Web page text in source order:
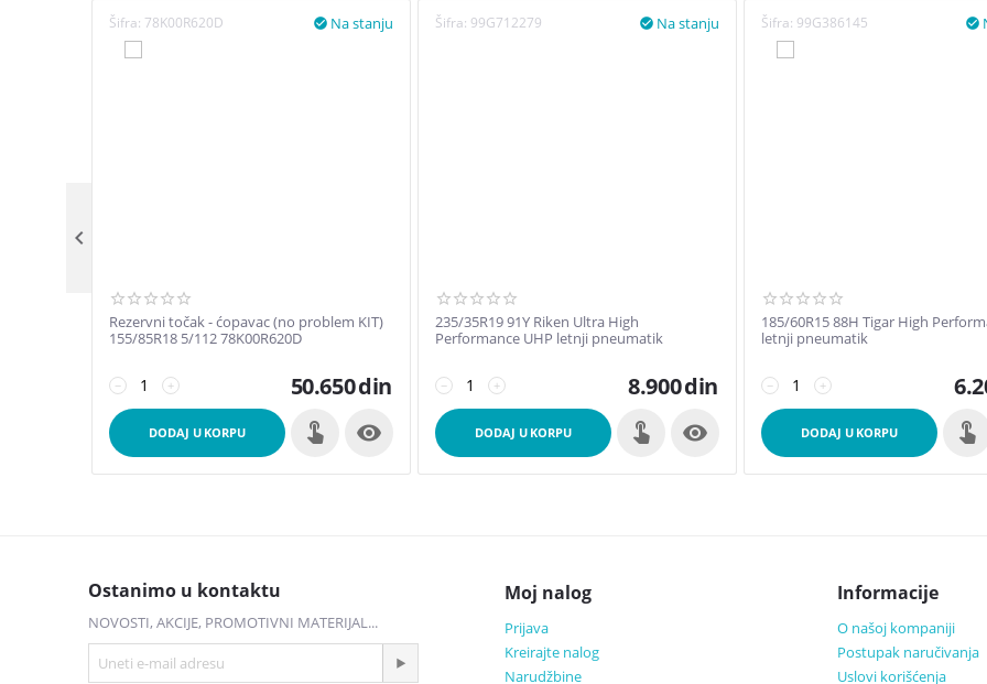
Šifra: 78K00R620D Na stanju

Rezervni točak - ćopavac (no problem KIT)
155/85R18 5/112 78K00R620D
+
− 50.650din
DODAJ U KORPU 
Šifra: 99G712279 Na stanju

235/35R19 91Y Riken Ultra High
Performance UHP letnji pneumatik
+
− 8.900din
DODAJ U KORPU 
Šifra: 99G386145 
185/60R15 88H Tigar High
letnji pneumatik
+
−
DODAJ U KORPU

Ostanimo u kontaktu
NOVOSTI, AKCIJE, PROMOTIVNI MATERIJAL...
Moj nalog
Prijava
Kreirajte nalog
Narudžbine
Informacije
O našoj kompaniji
Postupak naručivanja
Uslovi korišćenja